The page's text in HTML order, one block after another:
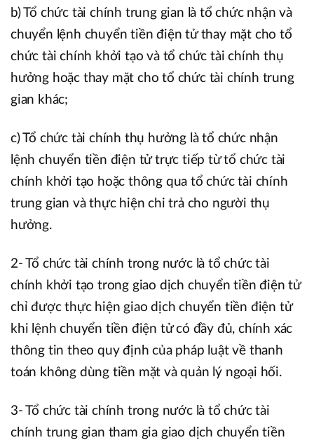
b) Tổ chức tài chính trung gian là tổ chức nhận và
chuyển lệnh chuyển tiền điện tử thay mặt cho tổ
chức tài chính khởi tạo và tổ chức tài chính thụ
hưởng hoặc thay mặt cho tổ chức tài chính trung
gian khác;
c) Tổ chức tài chính thụ hưởng là tổ chức nhận
lệnh chuyển tiền điện tử trực tiếp từ tổ chức tài
chính khởi tạo hoặc thông qua tổ chức tài chính
trung gian và thực hiện chi trả cho người thụ
hưởng.
2- Tổ chức tài chính trong nước là tổ chức tài
chính khởi tạo trong giao dịch chuyển tiền điện tử
chỉ được thực hiện giao dịch chuyển tiền điện tử
khi lệnh chuyển tiền điện tử có đầy đủ, chính xác
thông tin theo quy định của pháp luật về thanh
toán không dùng tiền mặt và quản lý ngoại hối.
3- Tổ chức tài chính trong nước là tổ chức tài
chính trung gian tham gia giao dịch chuyển tiền